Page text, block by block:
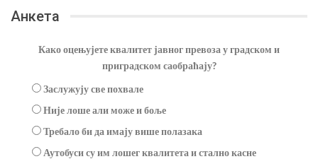
Анкета
Како оцењујете квалитет јавног превоза у градском и
приградском саобраћају?
Заслужују све похвале
Није лоше али може и боље
Требало би да имају више полазака
Аутобуси су им лошег квалитета и стално касне